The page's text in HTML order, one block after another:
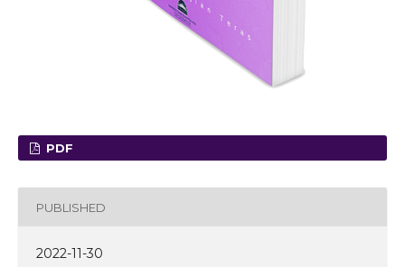
PDF
PUBLISHED
2022-11-30